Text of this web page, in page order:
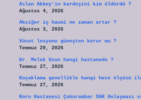
Aslan Akbey’in kardeşini kim öldürdü ?
Ağustos 4, 2026
Akciğer iç hacmi ne zaman artar ?
Ağustos 3, 2026
Vücut losyonu güneşten korur mu ?
Temmuz 29, 2026
Dr. Melek Uzun hangi hastanede ?
Temmuz 27, 2026
Koçaklama genellikle hangi hece ölçüsü
Temmuz 27, 2026
Koru Hastanesi Çukurambar SGK Anlaşması